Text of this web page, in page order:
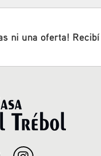
ni una oferta!